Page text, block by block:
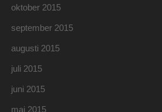
oktober 2015
september 2015
augusti 2015
juli 2015
juni 2015
maj 2015